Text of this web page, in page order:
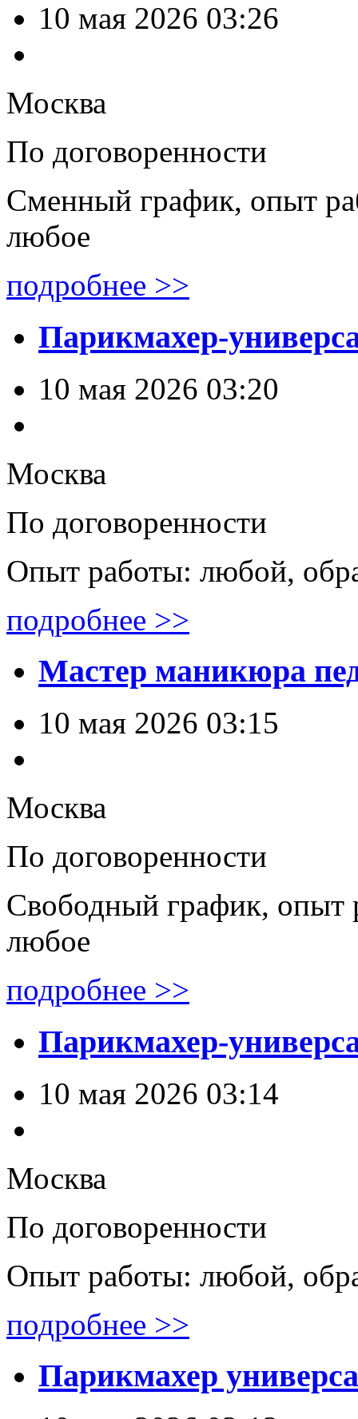
10 мая 2026 03:26
Москва
По договоренности
Сменный график, опыт
любое
подробнее >>
Парикмахер-
10 мая 2026 03:20
Москва
По договоренности
Опыт работы: любой,
подробнее >>
Мастер маникюра
10 мая 2026 03:15
Москва
По договоренности
Свободный график, опыт
любое
подробнее >>
Парикмахер-
10 мая 2026 03:14
Москва
По договоренности
Опыт работы: любой,
подробнее >>
Парикмахер